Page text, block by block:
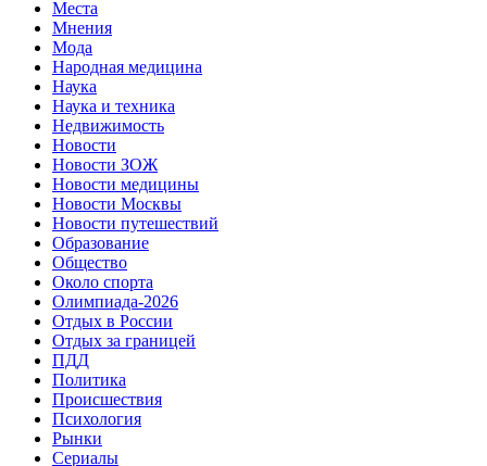
Места
Мнения
Мода
Народная медицина
Наука
Наука и техника
Недвижимость
Новости
Новости ЗОЖ
Новости медицины
Новости Москвы
Новости путешествий
Образование
Общество
Около спорта
Олимпиада-2026
Отдых в России
Отдых за границей
ПДД
Политика
Происшествия
Психология
Рынки
Сериалы